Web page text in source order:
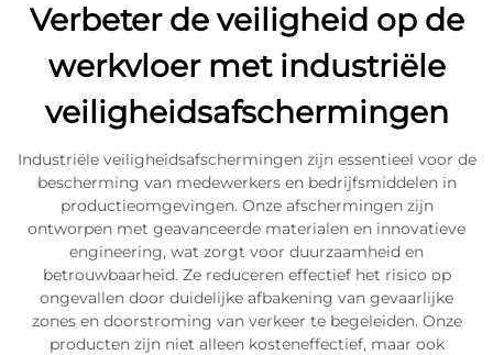
Verbeter de veiligheid op de
werkvloer met industriële
veiligheidsafschermingen
Industriële veiligheidsafschermingen zijn essentieel voor de
bescherming van medewerkers en bedrijfsmiddelen in
productieomgevingen. Onze afschermingen zijn
ontworpen met geavanceerde materialen en innovatieve
engineering, wat zorgt voor duurzaamheid en
betrouwbaarheid. Ze reduceren effectief het risico op
ongevallen door duidelijke afbakening van gevaarlijke
zones en doorstroming van verkeer te begeleiden. Onze
producten zijn niet alleen kosteneffectief, maar ook